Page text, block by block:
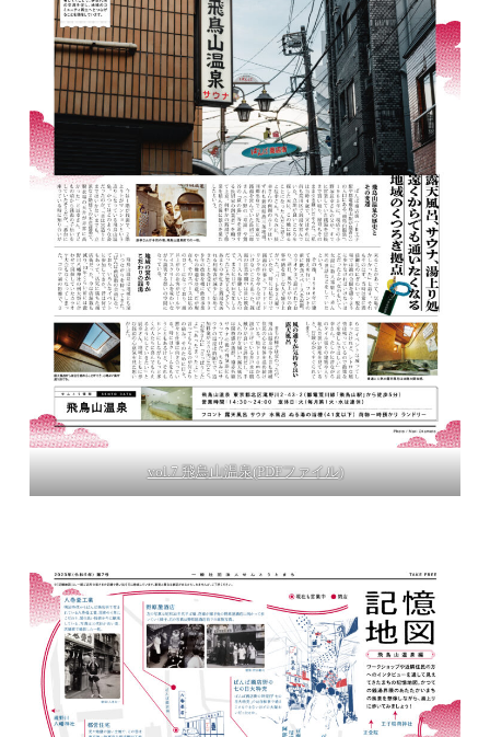
vol.7 飛鳥山温泉(PDFファイル)